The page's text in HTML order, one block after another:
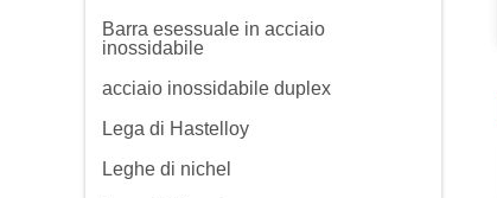
Barra esessuale in acciaio
inossidabile
acciaio inossidabile duplex
Lega di Hastelloy
Leghe di nichel